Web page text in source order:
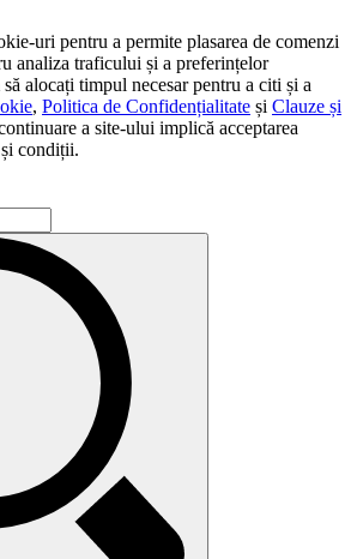
uri pentru a permite plasarea de comenzi
analiza traficului și a preferințelor
alocați timpul necesar pentru a citi și a
, Politica de Confidențialitate și Clauze și
a site-ului implică acceptarea
condiții.